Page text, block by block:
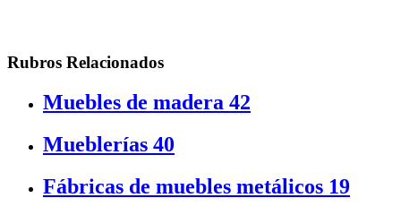
Rubros Relacionados
Muebles de madera 42
Mueblerías 40
Fábricas de muebles metálicos 19